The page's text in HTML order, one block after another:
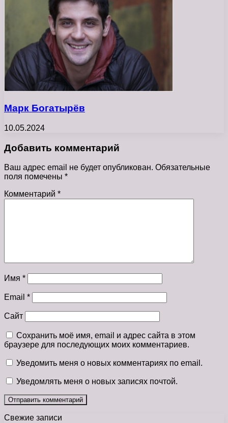
Марк Богатырёв
10.05.2024
Добавить комментарий
Ваш адрес email не будет опубликован. Обязательные
поля помечены *
Комментарий *
Имя *
Email *
Сайт
Сохранить моё имя, email и адрес сайта в этом
браузере для последующих моих комментариев.
Уведомить меня о новых комментариях по email.
Уведомлять меня о новых записях почтой.
Свежие записи